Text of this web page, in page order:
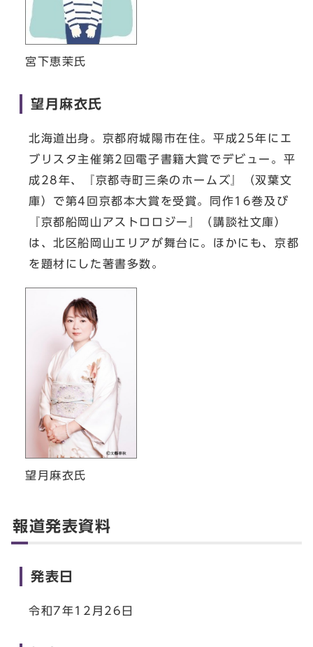
宮下恵茉氏
望月麻衣氏
北海道出身。京都府城陽市在住。平成25年にエ
ブリスタ主催第2回電子書籍大賞でデビュー。平
成28年、『京都寺町三条のホームズ』（双葉文
庫）で第4回京都本大賞を受賞。同作16巻及び
『京都船岡山アストロロジー』（講談社文庫）
は、北区船岡山エリアが舞台に。ほかにも、京都
を題材にした著書多数。
望月麻衣氏
報道発表資料
発表日
令和7年12月26日